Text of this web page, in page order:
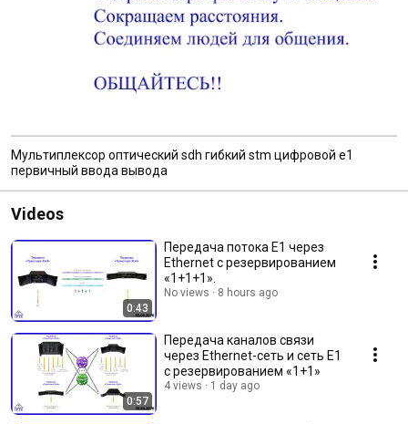
Мультиплексор оптический sdh гибкий stm цифровой e1
первичный ввода вывода
Videos
0:43
Передача потока E1 через
Ethernet с резервированием
«1+1+1».
No views 8 hours ago
0:57
Передача каналов связи
через Ethernet-сеть и сеть E1
с резервированием «1+1»
4 views 1 day ago